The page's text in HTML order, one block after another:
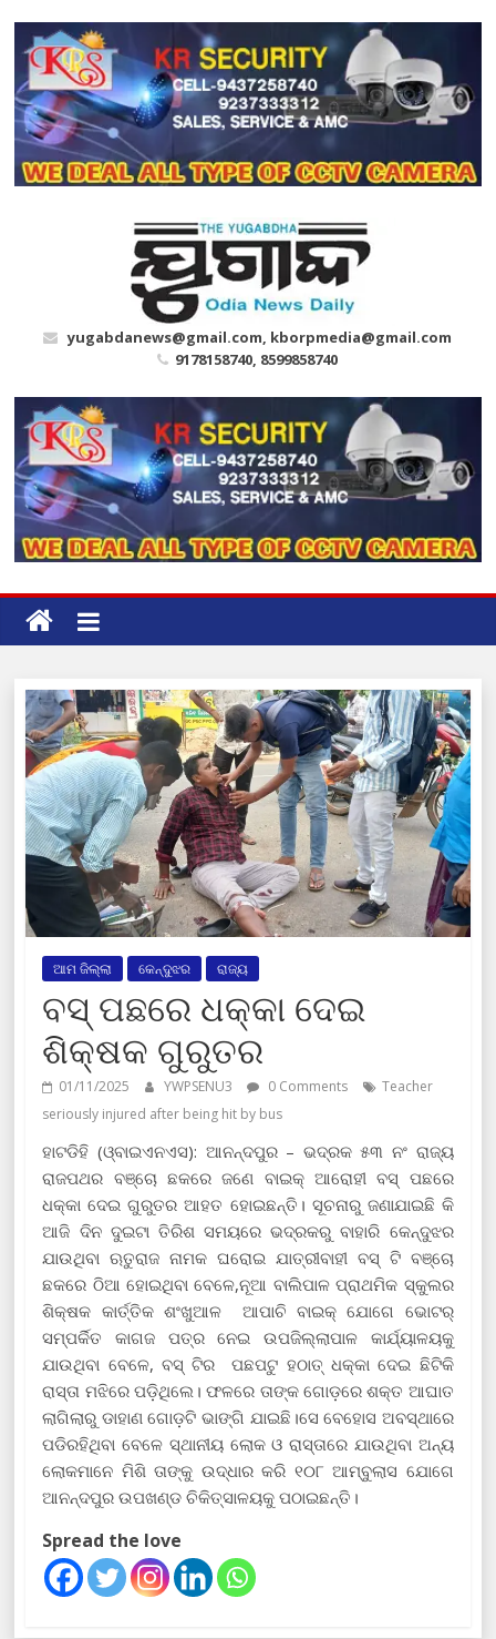
content
yugabdanews@gmail.com, kborpmedia@gmail.com
9178158740, 8599858740
ଆମ ଜିଲ୍ଲା କେନ୍ଦୁଝର ରାଜ୍ୟ
ବସ୍ ପଛରେ ଧକ୍କା ଦେଇ
ଶିକ୍ଷକ ଗୁରୁତର
01/11/2025 YWPSENU3 0 Comments
Teacher
seriously injured after being hit by bus
ହାଟଡିହି (ଓ୍ବାଇଏନଏସ): ଆନନ୍ଦପୁର – ଭଦ୍ରକ ୫୩ ନଂ ରାଜ୍ୟ
ରାଜପଥ‌ର ବଞ୍ଚୋ ଛକରେ ଜଣେ ବାଇକ୍ ଆରୋହୀ ବସ୍ ପଛରେ
ଧକ୍କା ଦେଇ ଗୁରୁତର ଆହତ ହୋଇଛନ୍ତି। ସୂଚନାରୁ ଜଣାଯାଇଛି କି
ଆଜି ଦିନ ଦୁଇଟା ତିରିଶ ସମୟରେ ଭଦ୍ରକରୁ ବାହାରି କେନ୍ଦୁଝର
ଯାଉଥିବା ଋତୁରାଜ ନାମକ ଘରୋଇ ଯାତ୍ରୀବାହୀ ବସ୍ ଟି ବଞ୍ଚୋ
ଛକ‌ରେ‌ ଠିଆ ହୋଇଥିବା ବେଳେ,ନୂଆ ବାଲିପାଳ ପ୍ରାଥମିକ ସ୍କୁଲର
ଶିକ୍ଷକ କାର୍ତ୍ତିକ ଶଂଖୁଆଳ ଆପାଚି ବାଇକ୍ ଯୋଗେ ଭୋଟର୍
ସମ୍ପର୍କିତ କାଗଜ ପତ୍ର ନେଇ ଉପଜିଲ୍ଲାପାଳ କାର୍ଯ୍ୟାଳୟକୁ
ଯାଉଥିବା ବେଳେ, ବସ୍ ଟିର ପଛପଟୁ ହଠାତ୍ ଧକ୍କା ଦେଇ ଛିଟିକି
ରାସ୍ତା ମଝିରେ ପଡ଼ିଥିଲେ। ଫଳରେ ତାଙ୍କ ଗୋଡ଼ରେ ଶକ୍ତ ଆଘାତ
ଲାଗିଲାରୁ ଡାହାଣ ଗୋଡ଼ଟି ଭାଙ୍ଗି ଯାଇଛି।ସେ‌ ବେହୋସ ଅବସ୍ଥାରେ
ପଡିରହିଥିବା ବେଳେ ସ୍ଥାନୀୟ ଲୋକ ଓ ରାସ୍ତାରେ ଯାଉଥିବା ଅନ୍ୟ
ଲୋକମାନେ ମିଶି ତାଙ୍କୁ ଉଦ୍ଧାର କରି ୧୦୮ ଆମ୍ବୁଲାସ ଯୋଗେ
ଆନନ୍ଦପୁର ଉପଖଣ୍ଡ ଚିକିତ୍ସାଳୟକୁ ପଠାଇଛନ୍ତି।
Spread the love